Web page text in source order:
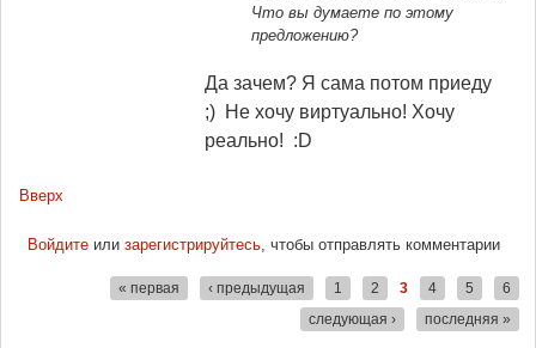
Что вы думаете по этому
предложению?
Да зачем? Я сама потом приеду
;) Не хочу виртуально! Хочу
реально! :D
Вверх
Войдитеили зарегистрируйтесь, чтобы отправлять комментарии
« первая ‹ предыдущая 1 2 3 4 5
6
следующая ›
последняя »